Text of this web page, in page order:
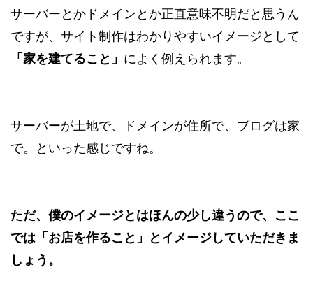
サーバーとかドメインとか正直意味不明だと思うん
ですが、サイト制作はわかりやすいイメージとして
「家を建てること」 によく例えられます。
サーバーが土地で、ドメインが住所で、ブログは家
で。といった感じですね。
ただ、僕のイメージとはほんの少し違うので、ここ
では「お店を作ること」とイメージしていただきま
しょう。